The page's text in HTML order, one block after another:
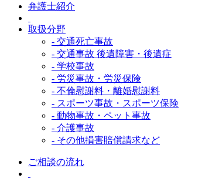
弁護士紹介
取扱分野
- 交通死亡事故
- 交通事故 後遺障害・後遺症
- 学校事故
- 労災事故・労災保険
- 不倫慰謝料・離婚慰謝料
- スポーツ事故・スポーツ保険
- 動物事故・ペット事故
- 介護事故
- その他損害賠償請求など
ご相談の流れ